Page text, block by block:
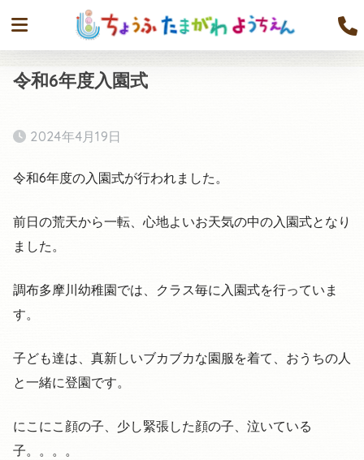
令和6年度入園式
2024年4月19日
令和6年度の入園式が行われました。
前日の荒天から一転、心地よいお天気の中の入園式となり
ました。
調布多摩川幼稚園では、クラス毎に入園式を行っていま
す。
子ども達は、真新しいブカブカな園服を着て、おうちの人
と一緒に登園です。
にこにこ顔の子、少し緊張した顔の子、泣いている
子。。。。